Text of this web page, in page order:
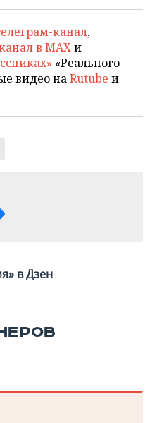
канал,
в MAXи
«Реального
видео наRutube и
в Дзен